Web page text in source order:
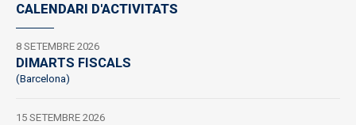
CALENDARI D'ACTIVITATS
8 SETEMBRE 2026
DIMARTS FISCALS
(Barcelona)
15 SETEMBRE 2026